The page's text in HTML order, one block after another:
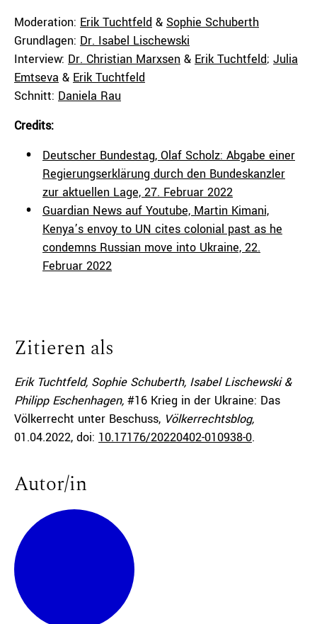
Moderation: Erik Tuchtfeld & Sophie Schuberth
Grundlagen: Dr. Isabel Lischewski
Interview: Dr. Christian Marxsen & Erik Tuchtfeld; Julia
Emtseva & Erik Tuchtfeld
Schnitt: Daniela Rau
Credits:
Deutscher Bundestag, Olaf Scholz: Abgabe einer
Regierungserklärung durch den Bundeskanzler
zur aktuellen Lage, 27. Februar 2022
Guardian News auf Youtube, Martin Kimani,
Kenya’s envoy to UN cites colonial past as he
condemns Russian move into Ukraine, 22.
Februar 2022
Zitieren als
Erik Tuchtfeld, Sophie Schuberth, Isabel Lischewski &
Philipp Eschenhagen, #16 Krieg in der Ukraine: Das
Völkerrecht unter Beschuss, Völkerrechtsblog,
01.04.2022, doi: 10.17176/20220402-010938-0.
Autor/in